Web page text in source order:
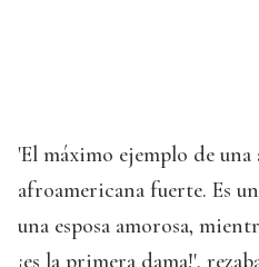
'El máximo ejemplo de
afroamericana fuerte. Es
una esposa amorosa,